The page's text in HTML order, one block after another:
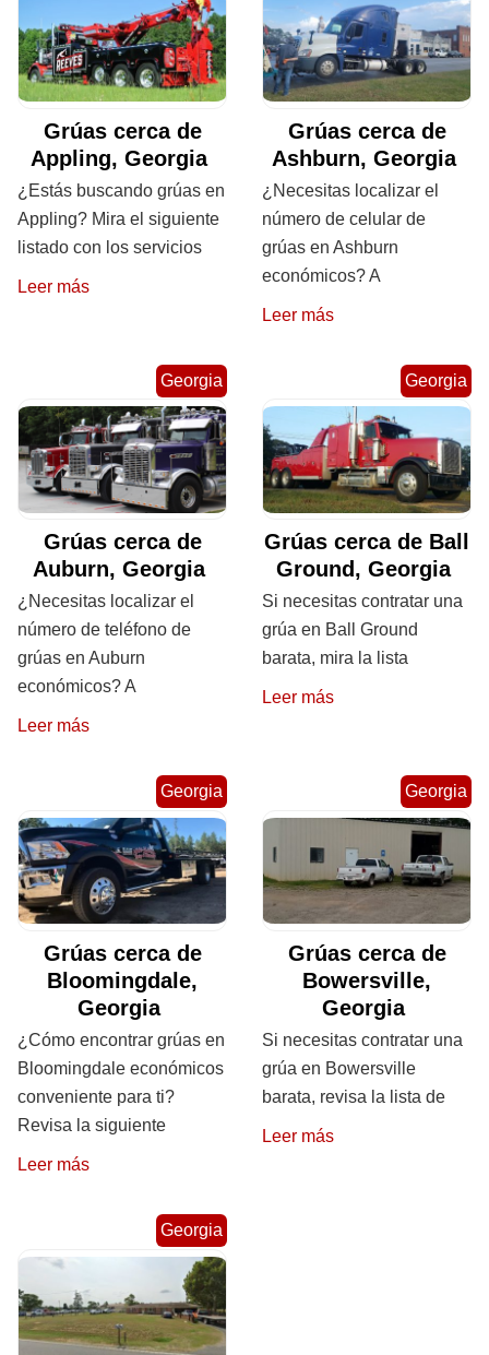
Grúas cerca de
Appling, Georgia
¿Estás buscando grúas en
Appling? Mira el siguiente
listado con los servicios
Leer más
Grúas cerca de
Ashburn, Georgia
¿Necesitas localizar el
número de celular de
grúas en Ashburn
económicos? A
Leer más
Georgia
Grúas cerca de
Auburn, Georgia
¿Necesitas localizar el
número de teléfono de
grúas en Auburn
económicos? A
Leer más
Georgia
Grúas cerca de Ball
Ground, Georgia
Si necesitas contratar una
grúa en Ball Ground
barata, mira la lista
Leer más
Georgia
Grúas cerca de
Bloomingdale,
Georgia
¿Cómo encontrar grúas en
Bloomingdale económicos
conveniente para ti?
Revisa la siguiente
Leer más
Georgia
Grúas cerca de
Bowersville,
Georgia
Si necesitas contratar una
grúa en Bowersville
barata, revisa la lista de
Leer más
Georgia